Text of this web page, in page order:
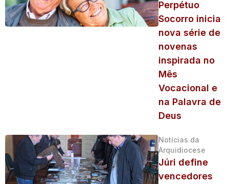
Perpétuo
Socorro inicia
nova série de
novenas
inspirada no
Mês
Vocacional e
na Palavra de
Deus
Notícias da
Arquidiocese
Júri define
vencedores